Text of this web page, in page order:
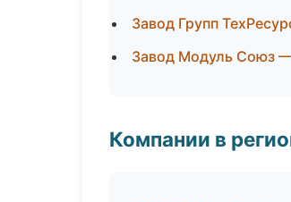
Завод Групп
Завод Модуль Союз
Компании в